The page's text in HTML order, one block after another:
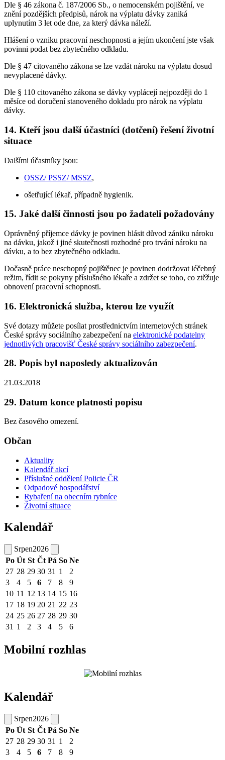
Dle § 46 zákona č. 187/2006 Sb., o nemocenském pojištění, ve
znění pozdějších předpisů, nárok na výplatu dávky zaniká
uplynutím 3 let ode dne, za který dávka náleží.
Hlášení o vzniku pracovní neschopnosti a jejím ukončení jste však
povinni podat bez zbytečného odkladu.
Dle § 47 citovaného zákona se lze vzdát nároku na výplatu dosud
nevyplacené dávky.
Dle § 110 citovaného zákona se dávky vyplácejí nejpozději do 1
měsíce od doručení stanoveného dokladu pro nárok na výplatu
dávky.
14. Kteří jsou další účastníci (dotčení) řešení životní
situace
Dalšími účastníky jsou:
OSSZ/ PSSZ/ MSSZ,
ošetřující lékař, případně hygienik.
15. Jaké další činnosti jsou po žadateli požadovány
Oprávněný příjemce dávky je povinen hlásit důvod zániku nároku
na dávku, jakož i jiné skutečnosti rozhodné pro trvání nároku na
dávku, a to bez zbytečného odkladu.
Dočasně práce neschopný pojištěnec je povinen dodržovat léčebný
režim, řídit se pokyny příslušného lékaře a zdržet se toho, co ztěžuje
obnovení pracovní schopnosti.
16. Elektronická služba, kterou lze využít
Své dotazy můžete posílat prostřednictvím internetových stránek
České správy sociálního zabezpečení na elektronické podatelny
jednotlivých pracovišť České správy sociálního zabezpečení.
28. Popis byl naposledy aktualizován
21.03.2018
29. Datum konce platnosti popisu
Bez časového omezení.
Občan
Aktuality
Kalendář akcí
Příslušné oddělení Policie ČR
Odpadové hospodářství
Rybaření na obecním rybníce
Životní situace
Kalendář
Srpen2026
Po Út St Čt Pá So Ne
27 28 29 30 31 1
2
3
4 5 6 7 8
9
10 11 12 13 14 15 16
17 18 19 20 21 22 23
24 25 26 27 28 29 30
31 1 2 3 4 5 6
Mobilní rozhlas
Kalendář
Srpen2026
Po Út St Čt Pá So Ne
27 28 29 30 31 1
2
3
4 5 6 7 8
9